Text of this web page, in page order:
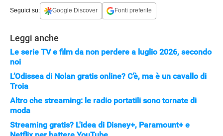
APPLE
Seguici su: Google Discover Fonti preferite
Leggi anche
Le serie TV e film da non perdere a luglio 2026, secondo
noi
L’Odissea di Nolan gratis online? C’è, ma è un cavallo di
Troia
Altro che streaming: le radio portatili sono tornate di
moda
Streaming gratis? L'idea di Disney+, Paramount+ e